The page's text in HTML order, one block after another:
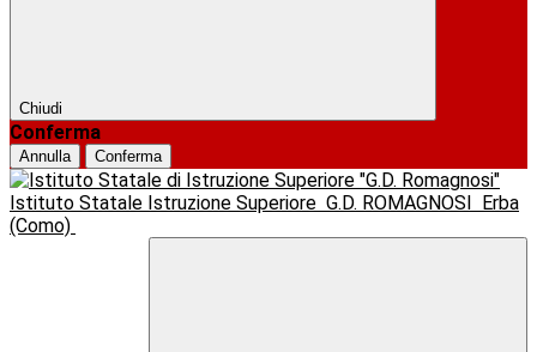
Chiudi
Conferma
Annulla Conferma
Istituto Statale Istruzione Superiore G.D. ROMAGNOSI
Erba
(Como)